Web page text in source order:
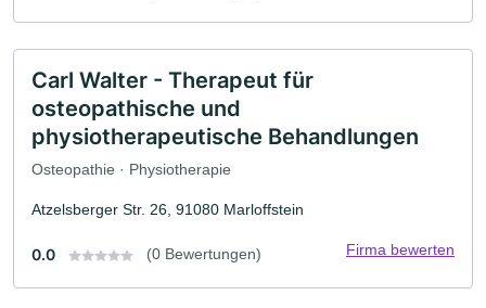
Carl Walter - Therapeut für
osteopathische und
physiotherapeutische Behandlungen
Osteopathie · Physiotherapie
Atzelsberger Str. 26, 91080 Marloffstein
0.0 (0 Bewertungen) Firma bewerten